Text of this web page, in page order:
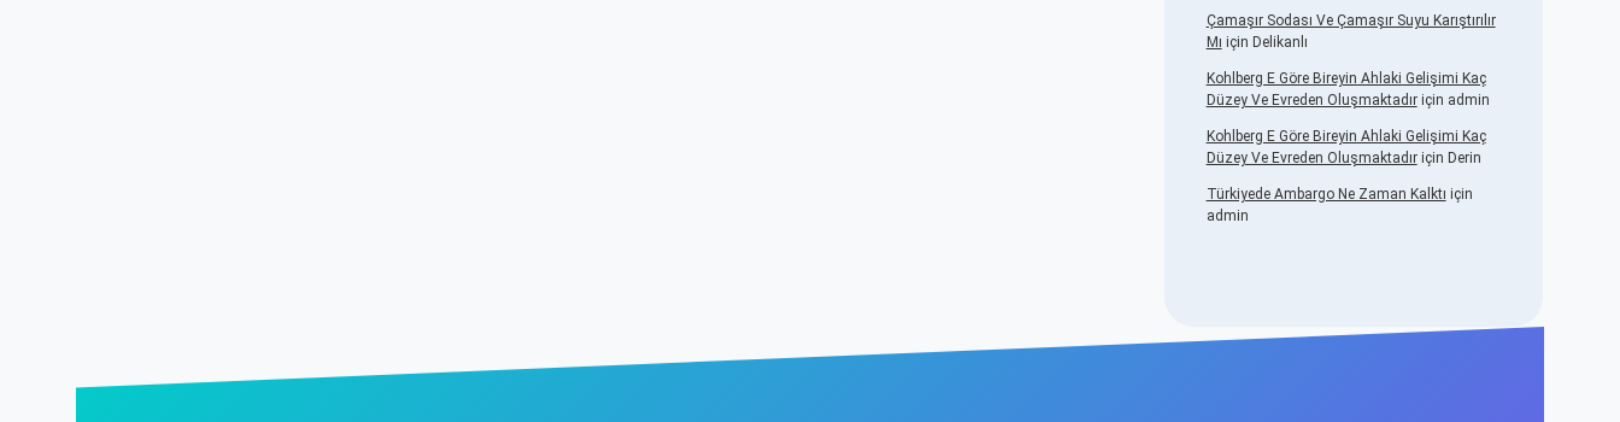
Çamaşır Sodası Ve Çamaşır Suyu Karıştırılır
Mı için Delikanlı
Kohlberg E Göre Bireyin Ahlaki Gelişimi Kaç
Düzey Ve Evreden Oluşmaktadıriçin admin
Kohlberg E Göre Bireyin Ahlaki Gelişimi Kaç
Düzey Ve Evreden Oluşmaktadıriçin Derin
Türkiyede Ambargo Ne Zaman Kalktı için
admin